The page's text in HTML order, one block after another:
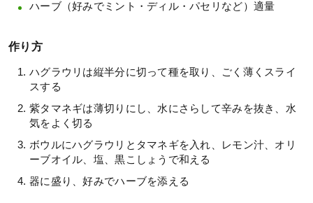
ハーブ（好みでミント・ディル・パセリなど）適量
作り方
ハグラウリは縦半分に切って種を取り、ごく薄くスライ
スする
紫タマネギは薄切りにし、水にさらして辛みを抜き、水
気をよく切る
ボウルにハグラウリとタマネギを入れ、レモン汁、オリ
ーブオイル、塩、黒こしょうで和える
器に盛り、好みでハーブを添える